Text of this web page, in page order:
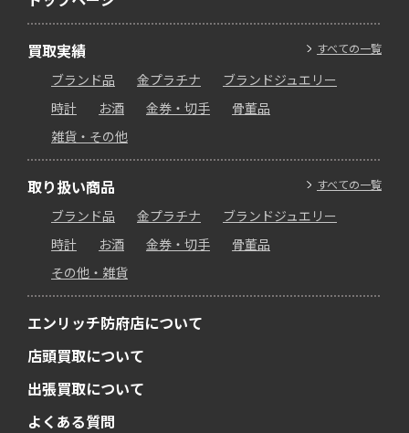
すべての一覧
買取実績
ブランド品 金プラチナ
ブランドジュエリー
時計
お酒 金券・切手
骨董品
雑貨・その他
すべての一覧
取り扱い商品
ブランド品 金プラチナ
ブランドジュエリー
時計
お酒 金券・切手
骨董品
その他・雑貨
エンリッチ防府店について
店頭買取について
出張買取について
よくある質問